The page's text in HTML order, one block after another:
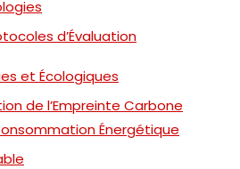
d’Évaluation
et Écologiques
de l’Empreinte Carbone
Énergétique